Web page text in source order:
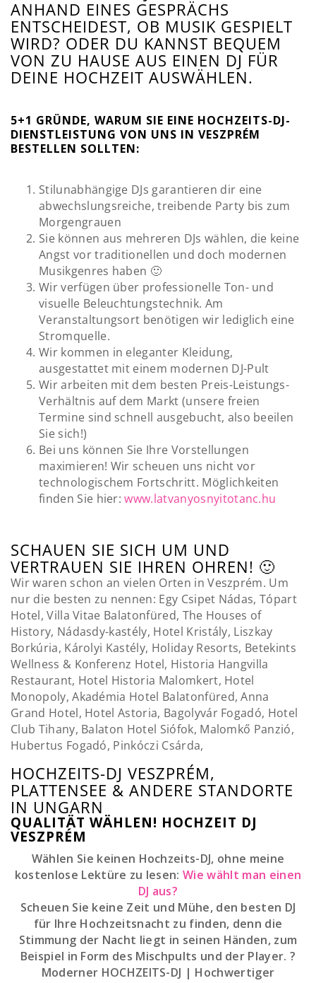
ANHAND EINES GESPRÄCHS
ENTSCHEIDEST, OB MUSIK GESPIELT
WIRD? ODER DU KANNST BEQUEM
VON ZU HAUSE AUS EINEN DJ FÜR
DEINE HOCHZEIT AUSWÄHLEN.
5+1 GRÜNDE, WARUM SIE EINE HOCHZEITS-DJ-
DIENSTLEISTUNG VON UNS IN VESZPRÉM
BESTELLEN SOLLTEN:
Stilunabhängige DJs garantieren dir eine
abwechslungsreiche, treibende Party bis zum
Morgengrauen
Sie können aus mehreren DJs wählen, die keine
Angst vor traditionellen und doch modernen
Musikgenres haben 🙂
Wir verfügen über professionelle Ton- und
visuelle Beleuchtungstechnik. Am
Veranstaltungsort benötigen wir lediglich eine
Stromquelle.
Wir kommen in eleganter Kleidung,
ausgestattet mit einem modernen DJ-Pult
Wir arbeiten mit dem besten Preis-Leistungs-
Verhältnis auf dem Markt (unsere freien
Termine sind schnell ausgebucht, also beeilen
Sie sich!)
Bei uns können Sie Ihre Vorstellungen
maximieren! Wir scheuen uns nicht vor
technologischem Fortschritt. Möglichkeiten
finden Sie hier:www.latvanyosnyitotanc.hu
SCHAUEN SIE SICH UM UND
VERTRAUEN SIE IHREN OHREN! 🙂
Wir waren schon an vielen Orten in Veszprém. Um
nur die besten zu nennen: Egy Csipet Nádas, Tópart
Hotel, Villa Vitae Balatonfüred, The Houses of
History, Nádasdy-kastély, Hotel Kristály, Liszkay
Borkúria, Károlyi Kastély, Holiday Resorts, Betekints
Wellness & Konferenz Hotel, Historia Hangvilla
Restaurant, Hotel Historia Malomkert, Hotel
Monopoly, Akadémia Hotel Balatonfüred, Anna
Grand Hotel, Hotel Astoria, Bagolyvár Fogadó, Hotel
Club Tihany, Balaton Hotel Siófok, Malomkő Panzió,
Hubertus Fogadó, Pinkóczi Csárda,
HOCHZEITS-DJ VESZPRÉM,
PLATTENSEE & ANDERE STANDORTE
IN UNGARN
QUALITÄT WÄHLEN! HOCHZEIT DJ
VESZPRÉM
Wählen Sie keinen Hochzeits-DJ, ohne meine
kostenlose Lektüre zu lesen:Wie wählt man einen
DJ aus?
Scheuen Sie keine Zeit und Mühe, den besten DJ
für Ihre Hochzeitsnacht zu finden, denn die
Stimmung der Nacht liegt in seinen Händen, zum
Beispiel in Form des Mischpults und der Player. ?
Moderner HOCHZEITS-DJ | Hochwertiger